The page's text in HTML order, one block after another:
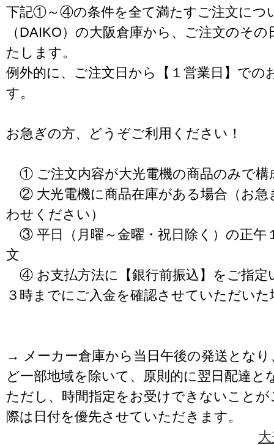
下記①～④の条件を全て満たすご注文につ
（DAIKO）の大阪倉庫から、ご注文のそ
たします。
例外的に、ご注文日から【１営業日】での
す。
お急ぎの方、どうぞご利用ください！
① ご注文内容が大光電機の商品のみで構
② 大光電機に商品在庫がある場合（お急
わせください）
③ 平日（月曜～金曜・祝日除く）の正午
文
④ お支払方法に【銀行前振込】をご指定
３時までにご入金を確認させていただいた
→ メーカー倉庫から当日午後の発送となり
ど一部地域を除いて、原則的に翌日配達と
ただし、時間指定をお受けできないこと
際は日付を優先させていただきます。